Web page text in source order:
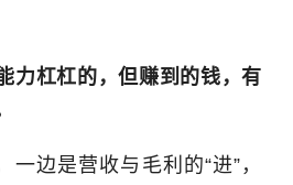
力杠杠的，但赚到的钱，有
一边是营收与毛利的“进”，